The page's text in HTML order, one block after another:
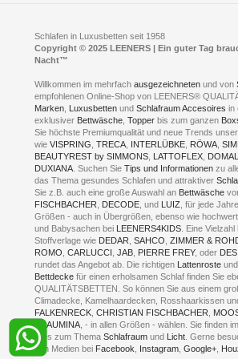
Jobs
Fotoalbum
Kontakt
Neuer Showroom für unsere
Kontakt via:WhatsApp
Kontakt via:eMail
mögliche Zeiten für eine Showroom
MO und DI geschlossen
MI - FR 11 bis 17 Uhr
SA 11 bis 15 Uhr
ONLINEBERATUNG UND
RESERVIERUNG
+49 (0) 2331 408 11
+49 (0) 1633 688 213
Schlafen in Luxusbetten seit 1958
Copyright © 2025 LEENERS | Ein guter Tag
Nacht™
Willkommen im mehrfachausgezeichnetenund von
empfohlenen Online-Shop von LEENERS®
Marken Luxusbetten undSchlafraum Accesoires in
exklusiver Bettwäsche ,Topper bis zum ganzen
Sie höchste Premiumqualität und neue Trends
wieVISPRING ,TRECA INTERLÜBKE RÖWA ,
BEAUTYREST by SIMMONS LATTOFLEX
DUXIANA . Suchen SieTips und Informationen zu
das Thema gesundes Schlafen und attraktiver
Sie z.B. auch eine große Auswahl an Bettwäsche
FISCHBACHER
DECODE , und LUIZ , für jede
Größen - auch in Übergrößen, ebenso wie
und Babysachen bei LEENERS4KIDS . Eine
Stoffverlage wie DEDAR ,SAHCO ,ZIMMER &
ROMO ,CARLUCCI ,JAB PIERRE FREY, oder
rundet das Angebot ab. Die richtigen Lattenroste und
Bettdecke für einen erholsamen Schlaf finden Sie
QUALITÄTSBETTEN. So können Sie aus einem
Climadecke, Kamelhaardecken, Rosshaarkissen
FALKENRECK ,CHRISTIAN FISCHBACHER
TRAUMINA , - in allen Größen - wählen. Sie finden
alles zum ThemaSchlafraum und Licht . Gerne
den Medien bei Facebook Instagram ,Google+